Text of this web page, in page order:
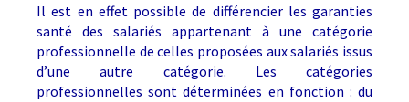
Il est en effet possible de différencier les garanties
santé des salariés appartenant à une catégorie
professionnelle de celles proposées aux salariés issus
d’une autre catégorie. Les catégories
professionnelles sont déterminées en fonction : du